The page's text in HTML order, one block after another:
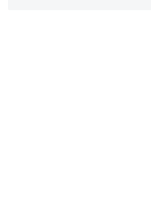
¿Cómo se adhiere el